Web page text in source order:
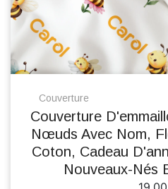
Couverture
Couverture
Nœuds Avec Nom,
Coton, Cadeau
Nouveaux-Nés